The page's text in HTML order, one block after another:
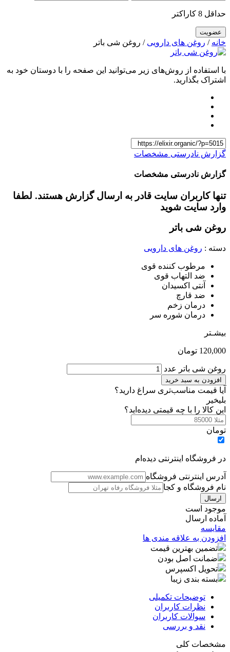
حداقل 8 کاراکتر
خانه / روغن های دارویی / روغن شی باتر
با استفاده از روش‌های زیر می‌توانید این صفحه را با دوستان خود به
اشتراک بگذارید.
گزارش نادرستی مشخصات
گزارش نادرستی مشخصات
تنها کاربران سایت قادر به ارسال گزارش هستند. لطفا
وارد سایت شوید
روغن شی باتر
دسته : روغن های دارویی
مرطوب کننده قوی
ضد التهاب قوی
آنتی اکسیدان
ضد قارچ
درمان زخم
درمان شوره سر
بیشـتر
120,000 تومان
روغن شی باتر عدد
افزودن به سبد خرید
آیا قیمت مناسب‌تری سراغ دارید؟
بلیخیر
این کالا را با چه قیمتی دیده‌اید؟
تومان
در فروشگاه اینترنتی دیده‌ام
آدرس اینترنتی فروشگاه
نام فروشگاه و کجا
موجود است
آماده ارسال
مقایسه
افزودن به علاقه مندی ها
تضمین بهترین قیمت
ضمانت اصل بودن
تحویل اکسپرس
بسته بندی زیبا
توضیحات تکمیلی
نظرات کاربران
سوالات کاربران
نقد و بررسی
مشخصات کلی